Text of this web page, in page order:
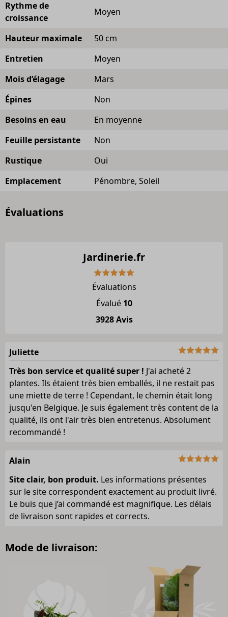
Rythme de
croissance
Moyen
Hauteur maximale
50 cm
Entretien
Moyen
Mois d’élagage
Mars
Épines
Non
Besoins en eau
En moyenne
Feuille persistante
Non
Rustique
Oui
Emplacement
Pénombre, Soleil
Évaluations
Jardinerie.fr
Évaluations
Évalué 10
3928 Avis
Juliette
Très bon service et qualité super ! J'ai acheté 2
plantes. Ils étaient très bien emballés, il ne restait pas
une miette de terre ! Cependant, le chemin était long
jusqu'en Belgique. Je suis également très content de la
qualité, ils ont l'air très bien entretenus. Absolument
recommandé !
Alain
Site clair, bon produit. Les informations présentes
sur le site correspondent exactement au produit livré.
Le buis que j’ai commandé est magnifique. Les délais
de livraison sont rapides et corrects.
Mode de livraison: